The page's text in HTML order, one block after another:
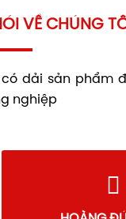
VỀ CHÚNG
dải sản phẩm
nghiệp